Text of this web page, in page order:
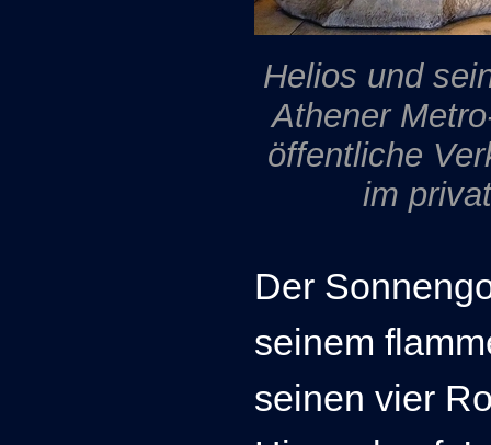
Helios und
Athener
öffentliche
im
Der
seinem
seinen vier